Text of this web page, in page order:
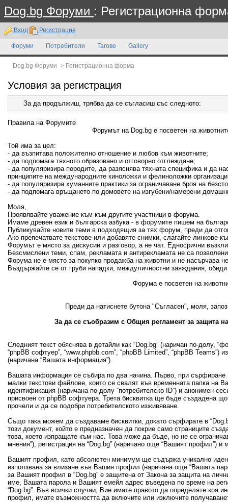
Dog.bg Форуми : Регистрационна
Вход Регистрация
Форуми Потребители Тагове Gallery
Dog.bg Форуми > Регистрационна форма
Условия за регистрация
За да продължиш, трябва да се съгласиш със следното:
Правила на Форумите
Форумът на Dog.bg е посветен на
Той има за цел:
- да възпитава положително отношение и любов към животните;
- да подпомага тяхното образовано и отговорно отглеждане;
- да популяризира породите, да разяснява тяхната специфика и да
принципите на международните киноложки и фелиноложки
- да популяризира хуманните практики за ограничаване броя на
- да подпомага връщането по домовете на изгубени/намерени
Моля,
Проявявайте уважение към към другите участници в форума.
Имаме древен език и българска азбука - в форумите пишем на
Публикувайте новите теми в подходящия за тях форум, преди да
Ако препечатвате текстове или добавяте снимки, слагайте линкове
Форумът е място за дискусии и разговор, а не чат. Едносрични
Безсмислени теми, спам, рекламата и антирекламата не са
Форума не е място за покупко продажба на животни и не насърчава
Въздържайте се от груби нападки, междуличностни заяждания,
Форума е посветен на
Преди да натиснете бутона "Съгласен", моля,
За да се съобразим с Общия регламент за защита
Следният текст обяснява в детайли как “Dog.bg” (наричан по-долу,
“phpBB софтуер”, “www.phpbb.com”, “phpBB Limited”, “phpBB
(наричана “Вашата информация”).
Вашата информация се събира по два начина. Първо, при сърфиране
малки текстови файлове, които се свалят във временната папка на
идентификация (наричана по-долу “потребителско ID”) и анонимен
присвоен от phpBB софтуера. Трета бисквитка ще бъде създадена
прочели и да се подобри потребителското изживяване.
Също така можем да създаваме бисквитки, докато сърфирате в
този документ, който е предназначен да покрие само страниците
това, което изпращате към нас. Това може да бъде, но не се
мнения”), регистрация на “Dog.bg” (наричано още “Вашият профил”)
Вашият профил, като абсолютен минимум ще съдържа уникално
използвана за влизане във Вашия профил (наричана още “Вашата
за Вашият профил в “Dog.bg” е защитена от Закона за защита на
име, Вашата парола и Вашият емейл адрес въведена по време на
“Dog.bg”. Във всички случаи, Вие имате правото да определяте
профил, имате възможността да включите или изключите